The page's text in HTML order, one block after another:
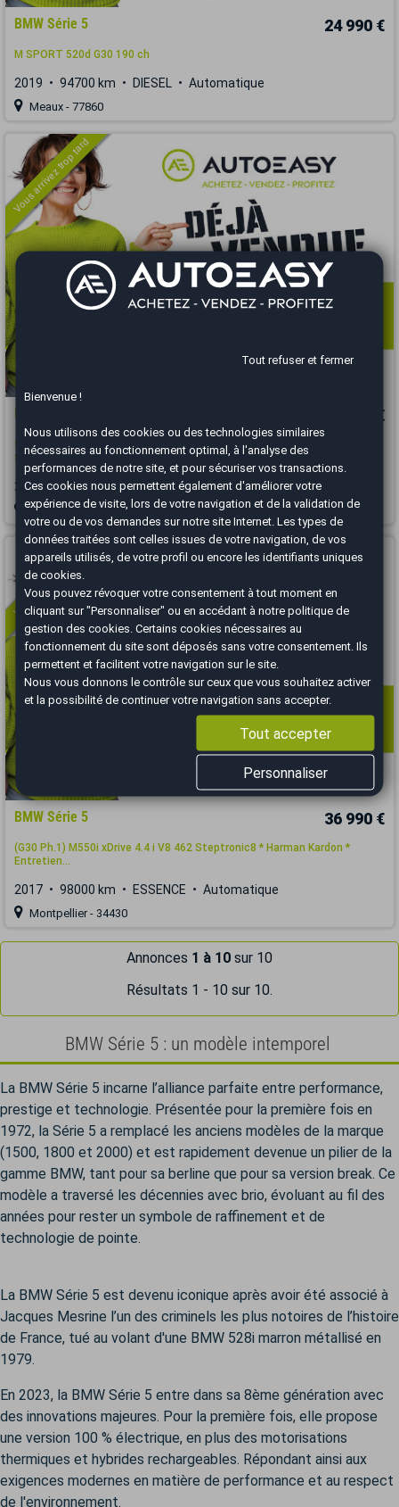
BMW Série 5 24 990 €
M SPORT 520d G30 190 ch
2019 94700 km DIESEL Automatique
Meaux - 77860
Vous arrivez trop tard
BMW Série 5 34 490 €
540d xDrive 320 BVA8 M Sport / Harman Kardon / Toit Ouvrant /
Suspension...
2019 112000 km DIESEL Automatique
Salon-de-Provence - 13330
Vous arrivez trop tard
BMW Série 5 36 990 €
(G30 Ph.1) M550i xDrive 4.4 i V8 462 Steptronic8 * Harman Kardon *
Entretien...
2017 98000 km ESSENCE Automatique
Montpellier - 34430
Annonces 1 à 10 sur 10
Résultats 1 - 10 sur 10.
BMW Série 5 : un modèle intemporel
La BMW Série 5 incarne l’alliance parfaite entre performance,
prestige et technologie. Présentée pour la première fois en
1972, la Série 5 a remplacé les anciens modèles de la marque
(1500, 1800 et 2000) et est rapidement devenue un pilier de la
gamme BMW, tant pour sa berline que pour sa version break. Ce
modèle a traversé les décennies avec brio, évoluant au fil des
années pour rester un symbole de raffinement et de
technologie de pointe.
La BMW Série 5 est devenu iconique après avoir été associé à
Jacques Mesrine l’un des criminels les plus notoires de l’histoire
de France, tué au volant d'une BMW 528i marron métallisé en
1979.
En 2023, la BMW Série 5 entre dans sa 8ème génération avec
des innovations majeures. Pour la première fois, elle propose
une version 100 % électrique, en plus des motorisations
thermiques et hybrides rechargeables. Répondant ainsi aux
exigences modernes en matière de performance et au respect
de l'environnement.
Tout refuser et fermer
Bienvenue !
Nous utilisons des cookies ou des technologies similaires
nécessaires au fonctionnement optimal, à l'analyse des
performances de notre site, et pour sécuriser vos transactions.
Ces cookies nous permettent également d'améliorer votre
expérience de visite, lors de votre navigation et de la validation de
votre ou de vos demandes sur notre site Internet. Les types de
données traitées sont celles issues de votre navigation, de vos
appareils utilisés, de votre profil ou encore les identifiants uniques
de cookies.
Vous pouvez révoquer votre consentement à tout moment en
cliquant sur "Personnaliser" ou en accédant à notrepolitique de
gestion des cookies . Certains cookies nécessaires au
fonctionnement du site sont déposés sans votre consentement. Ils
permettent et facilitent votre navigation sur le site.
Nous vous donnons le contrôle sur ceux que vous souhaitez activer
et la possibilité de continuer votre navigation sans accepter.
Tout accepter
Personnaliser